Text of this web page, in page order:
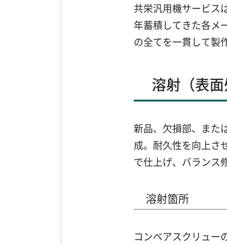
共栄汎用機サービス
年蓄積してきた各メ
の全てを一貫して製
溶射（表
新品、欠損部、また
成。耐久性を向上さ
で仕上げ、バランス
溶射箇所
コンベアスクリュー